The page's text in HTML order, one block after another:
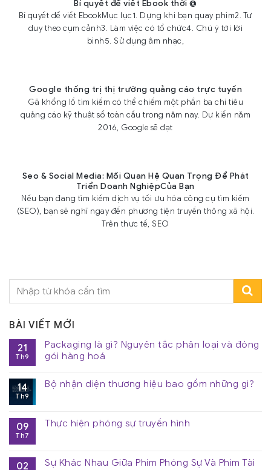
Bí quyết để viết Ebook thời @
Bí quyết để viết EbookMục lục1. Dựng khi bạn quay phim2. Tư
duy theo cụm cảnh3. Làm việc có tổ chức4. Chú ý tới lời
bình5. Sử dụng âm nhạc,
Google thống trị thị trường quảng cáo trực tuyến
Gã khổng lồ tìm kiếm có thể chiếm một phần ba chi tiêu
quảng cáo kỹ thuật số toàn cầu trong năm nay. Dự kiến năm
2016, Google sẽ đạt
Seo & Social Media: Mối Quan Hệ Quan Trọng Để Phát
Triển Doanh NghiệpCủa Bạn
Nếu bạn đang tìm kiếm dịch vụ tối ưu hóa công cụ tìm kiếm
(SEO), bạn sẽ nghĩ ngay đến phương tiện truyền thông xã hội.
Trên thực tế, SEO
BÀI VIẾT MỚI
21
Th9
Packaging là gì? Nguyên tắc phân loại và đóng
gói hàng hoá
14
Th9
Bộ nhận diện thương hiệu bao gồm những gì?
09
Th7
Thực hiện phóng sự truyền hình
02
Sự Khác Nhau Giữa Phim Phóng Sự Và Phim Tài